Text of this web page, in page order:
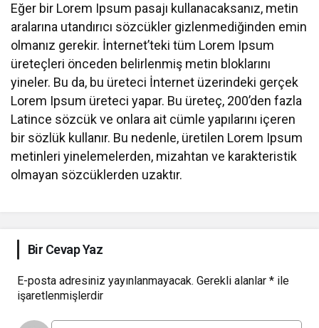
Eğer bir Lorem Ipsum pasajı kullanacaksanız, metin
aralarına utandırıcı sözcükler gizlenmediğinden emin
olmanız gerekir. İnternet’teki tüm Lorem Ipsum
üreteçleri önceden belirlenmiş metin bloklarını
yineler. Bu da, bu üreteci İnternet üzerindeki gerçek
Lorem Ipsum üreteci yapar. Bu üreteç, 200’den fazla
Latince sözcük ve onlara ait cümle yapılarını içeren
bir sözlük kullanır. Bu nedenle, üretilen Lorem Ipsum
metinleri yinelemelerden, mizahtan ve karakteristik
olmayan sözcüklerden uzaktır.
Bir Cevap Yaz
E-posta adresiniz yayınlanmayacak. Gerekli alanlar * ile
işaretlenmişlerdir